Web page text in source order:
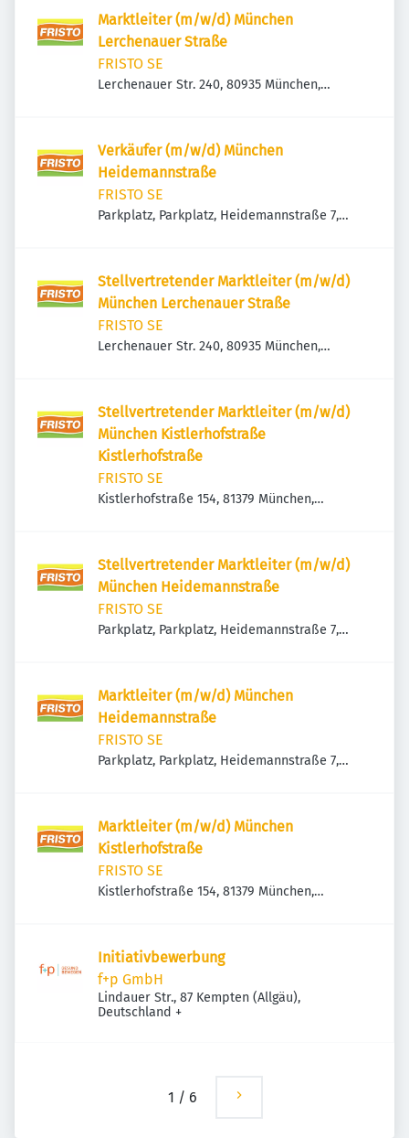
Marktleiter (m/w/d) München
Lerchenauer Straße
FRISTO SE
Lerchenauer Str. 240, 80935 München,
Verkäufer (m/w/d) München
Heidemannstraße
FRISTO SE
Parkplatz, Parkplatz, Heidemannstraße 7,
Stellvertretender Marktleiter (m/w/d)
München Lerchenauer Straße
FRISTO SE
Lerchenauer Str. 240, 80935 München,
Stellvertretender Marktleiter (m/w/d)
München Kistlerhofstraße
Kistlerhofstraße
FRISTO SE
Kistlerhofstraße 154, 81379 München,
Stellvertretender Marktleiter (m/w/d)
München Heidemannstraße
FRISTO SE
Parkplatz, Parkplatz, Heidemannstraße 7,
Marktleiter (m/w/d) München
Heidemannstraße
FRISTO SE
Parkplatz, Parkplatz, Heidemannstraße 7,
Marktleiter (m/w/d) München
Kistlerhofstraße
FRISTO SE
Kistlerhofstraße 154, 81379 München,
Initiativbewerbung
f+p GmbH
Lindauer Str., 87 Kempten (Allgäu),
Deutschland +
1 / 6